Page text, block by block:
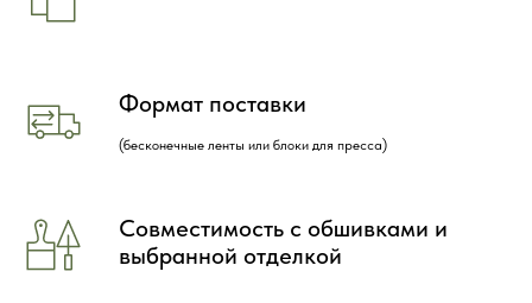
Формат поставки
(бесконечные ленты или блоки для пресса)
Совместимость с обшивками и
выбранной отделкой